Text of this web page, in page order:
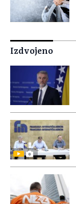
Izdvojeno